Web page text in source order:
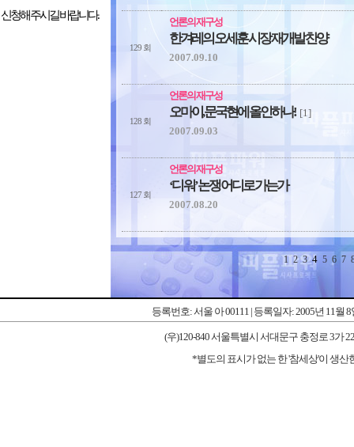
129 회
언론의 재구성
한겨레의 오세훈 시장 재개발 찬양
2007.09.10
128 회
언론의 재구성
오마이, 문국현에 올인하나! [1]
2007.09.03
127 회
언론의 재구성
‘디 워’ 논쟁 어디로 가는가
2007.08.20
1 2 34 5 6 7
신청해 주시길 바랍니다.
등록번호: 서울 아 00111 | 등록일자: 2005년 11월
(우)120-840 서울특별시 서대문구 충정로 3가
*별도의 표시가 없는 한 '참세상'이 생산